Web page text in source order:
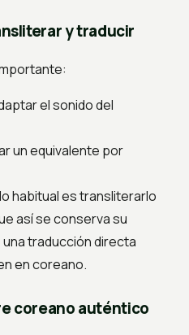
y traducir
el sonido del
un equivalente por
habitual es transliterarlo
así se conserva su
traducción directa
en coreano.
coreano auténtico